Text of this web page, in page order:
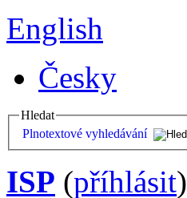
English
Česky
Hledat
Plnotextové vyhledávání
ISP (příhlásit)